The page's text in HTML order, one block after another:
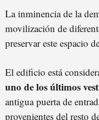
La inminencia de la
movilización de
preservar este espacio
El edificio está
uno de los últimos
antigua puerta de
provenientes del resto